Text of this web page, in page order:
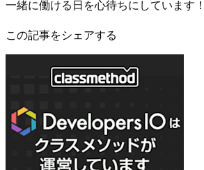
一緒に働ける日を心待ちにしています！
この記事をシェアする